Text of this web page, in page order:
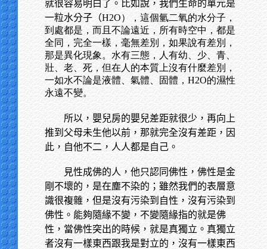
就很容易明白了。比如說，我們生命的單元是
一粒水分子（H2O），這個氫二氧的水分子，
到處都是，而且不論遠近，所有時空中，都是
全同，完全一樣，毫無差別，如果說有差別，
那是異化現象。水有三態，人有幼、少、青、
壯、老、死，但在人的本質上沒有什麼差別，
一如水不論是液體、氣體、固體，H2O的濕性
永遠不變。
所以，嬰兒房的嬰兒差距就很少，再向上
推到父母未生他以前，那就完全沒有差距，因
此，自他不二，人人都是自己。
見性成佛的人，他只認同佛性，佛性是金
剛不壞的，是在塵不染的；雖然我們的表層意
識很複雜，但是沒有污染到自性，沒有污染到
佛性。能夠隨緣不變，不變隨緣指的就是佛
性，當佛性突出的時候，就是真獨立。真獨立
者沒有一樣東西跟我是對立的，沒有一樣東西